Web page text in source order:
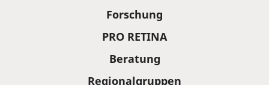
Forschung
PRO RETINA
Beratung
Regionalgruppen